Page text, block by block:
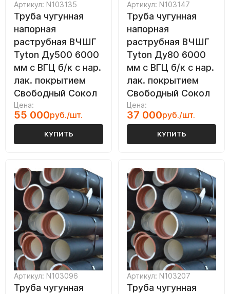
Артикул: N103135
Труба чугунная
напорная
раструбная ВЧШГ
Tyton Ду500 6000
мм с ВГЦ б/к с нар.
лак. покрытием
Свободный Сокол
Цена:
55 000руб./шт.
КУПИТЬ
Артикул: N103147
Труба чугунная
напорная
раструбная ВЧШГ
Tyton Ду80 6000
мм с ВГЦ б/к с нар.
лак. покрытием
Свободный Сокол
Цена:
37 000руб./шт.
КУПИТЬ
Артикул: N103096
Труба чугунная
Артикул: N103207
Труба чугунная